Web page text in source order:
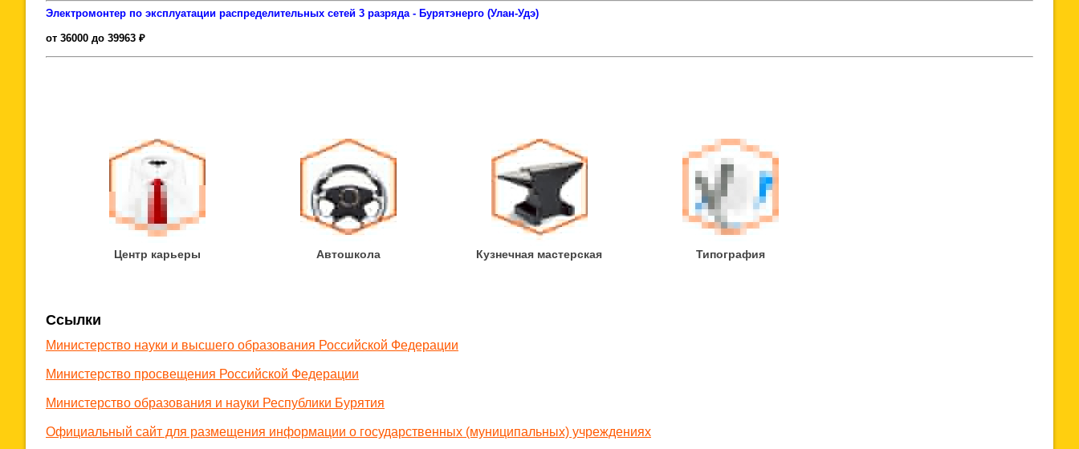
Электромонтер по эксплуатации распределительных сетей 3 разряда - Бурятэнерго (Улан-Удэ)
от 36000 до 39963 ₽
Центр карьеры Автошкола Кузнечная мастерская Типография
Ссылки
Министерство науки и высшего образования Российской Федерации
Министерство просвещения Российской Федерации
Министерство образования и науки Республики Бурятия
Официальный сайт для размещения информации о государственных (муниципальных) учреждениях